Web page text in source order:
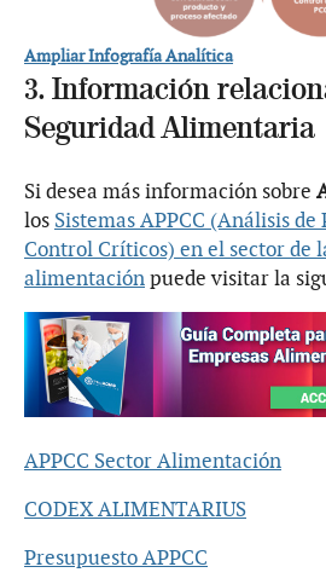
Ampliar Infografía Analítica
3. Información
Seguridad Alimentaria
Si desea más información sobre
los Sistemas APPCC (Análisis de
Control Críticos) en el sector de
alimentaciónpuede visitar la
APPCC Sector Alimentación
CODEX ALIMENTARIUS
Presupuesto APPCC